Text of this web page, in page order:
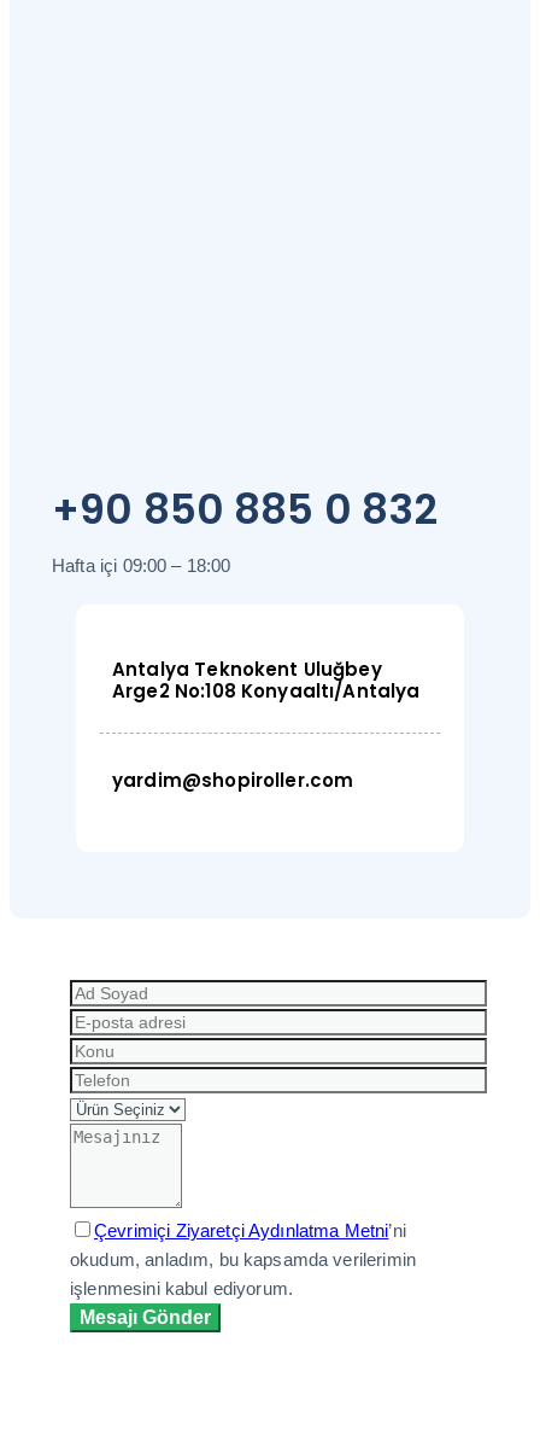
+90 850 885 0 832
Hafta içi 09:00 – 18:00
Antalya Teknokent Uluğbey
Arge2 No:108 Konyaaltı/Antalya
yardim@shopiroller.com
Çevrimiçi Ziyaretçi Aydınlatma Metni’ni
okudum, anladım, bu kapsamda verilerimin
işlenmesini kabul ediyorum.